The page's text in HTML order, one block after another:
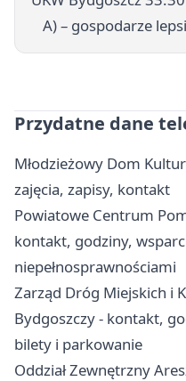
A) – gospodarze
Przydatne dane
Młodzieżowy Dom
zajęcia, zapisy, kontakt
Powiatowe Centrum
kontakt, godziny,
niepełnosprawnościami
Zarząd Dróg Miejskich i
Bydgoszczy - kontakt,
bilety i parkowanie
Oddział Zewnętrzny